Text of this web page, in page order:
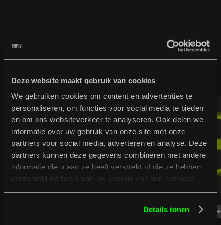
Deze website maakt gebruik van cookies
We gebruiken cookies om content en advertenties te
personaliseren, om functies voor social media te bieden
en om ons websiteverkeer te analyseren. Ook delen we
informatie over uw gebruik van onze site met onze
partners voor social media, adverteren en analyse. Deze
partners kunnen deze gegevens combineren met andere
informatie die u aan ze heeft verstrekt of die ze hebben
verzameld op basis van uw gebruik van hun services.
Details tonen
Gerelateerd nieuws
Bekijk meer nieuws